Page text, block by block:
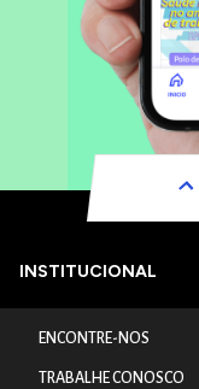
INSTITUCIONAL
ENCONTRE-NOS
TRABALHE CONOSCO